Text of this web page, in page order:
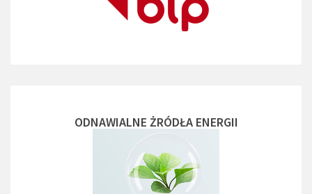
ODNAWIALNE ŻRÓDŁA ENERGII